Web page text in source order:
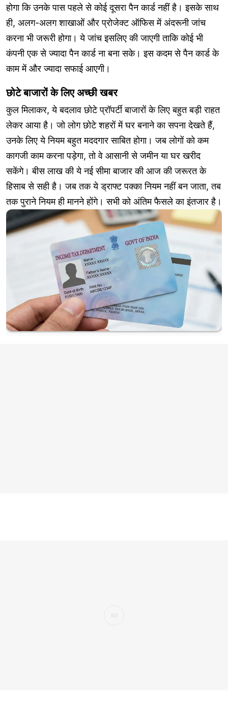
होगा कि उनके पास पहले से कोई दूसरा पैन कार्ड नहीं है। इसके साथ
ही, अलग-अलग शाखाओं और प्रोजेक्ट ऑफिस में अंदरूनी जांच
करना भी जरूरी होगा। ये जांच इसलिए की जाएगी ताकि कोई भी
कंपनी एक से ज्यादा पैन कार्ड ना बना सके। इस कदम से पैन कार्ड के
काम में और ज्यादा सफाई आएगी।
छोटे बाजारों के लिए अच्छी खबर
कुल मिलाकर, ये बदलाव छोटे प्रॉपर्टी बाजारों के लिए बहुत बड़ी राहत
लेकर आया है। जो लोग छोटे शहरों में घर बनाने का सपना देखते हैं,
उनके लिए ये नियम बहुत मददगार साबित होगा। जब लोगों को कम
कागजी काम करना पड़ेगा, तो वे आसानी से जमीन या घर खरीद
सकेंगे। बीस लाख की ये नई सीमा बाजार की आज की जरूरत के
हिसाब से सही है। जब तक ये ड्राफ्ट पक्का नियम नहीं बन जाता, तब
तक पुराने नियम ही मानने होंगे। सभी को अंतिम फैसले का इंतजार है।